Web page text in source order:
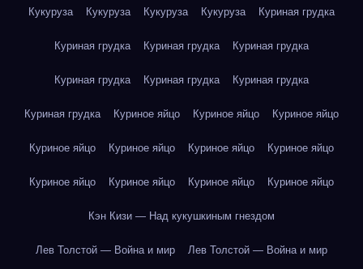
Кукуруза Кукуруза Кукуруза Кукуруза Куриная грудка
Куриная грудка Куриная грудка Куриная грудка
Куриная грудка Куриная грудка Куриная грудка
Куриная грудка Куриное яйцо Куриное яйцо Куриное яйцо
Куриное яйцо Куриное яйцо Куриное яйцо Куриное яйцо
Куриное яйцо Куриное яйцо Куриное яйцо Куриное яйцо
Кэн Кизи — Над кукушкиным гнездом
Лев Толстой — Война и мир Лев Толстой — Война и мир